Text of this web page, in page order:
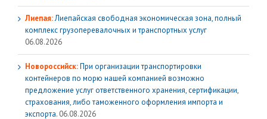
Лиепая:Лиепайская свободная экономическая зона, полный
комплекс грузoперевалочных и транспортных услуг
06.08.2026
Новороссийск:При организации транспортировки
контейнеров по морю нашей компанией возможно
предложение услуг ответственного хранения, сертификации,
страхования, либо таможенного оформления импорта и
экспорта. 06.08.2026